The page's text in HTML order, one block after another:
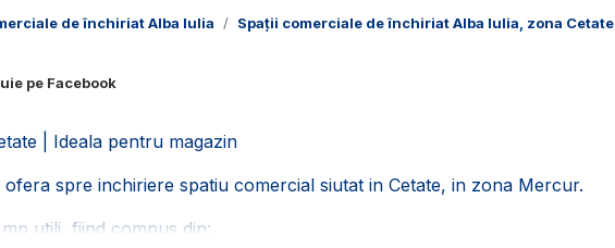
de închiriat Alba Iulia Spații comerciale de închiriat Alba Iulia, zona Cetate
pe Facebook
| Ideala pentru magazin
spre inchiriere spatiu comercial siutat in Cetate, in zona Mercur.
utili, fiind compus din: